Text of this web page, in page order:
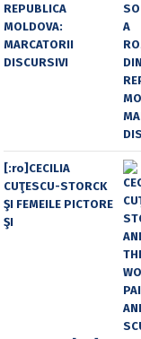
REPUBLICA
MOLDOVA:
MARCATORII
DISCURSIVI
[:ro]CECILIA
CUŢESCU-STORCK
ŞI FEMEILE PICTORE
ŞI